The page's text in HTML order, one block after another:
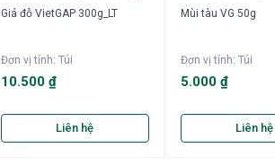
Giá đỗ VietGAP 300g_LT
Đơn vị tính: Túi
10.500 ₫
Liên hệ
Mùi tàu VG 50g
Đơn vị tính: Túi
5.000 ₫
Liên hệ